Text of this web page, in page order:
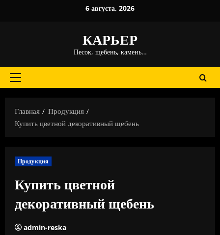
6 августа, 2026
КАРЬЕР
Песок, щебень, камень…
Основное
Главная
Продукция
Купить цветной декоративный щебень
Продукция
Купить цветной
декоративный щебень
admin-reska